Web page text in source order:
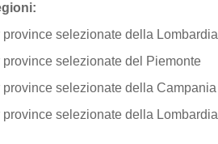
selezionate della Lombardia
selezionate del Piemonte
selezionate della Campania
selezionate della Lombardia